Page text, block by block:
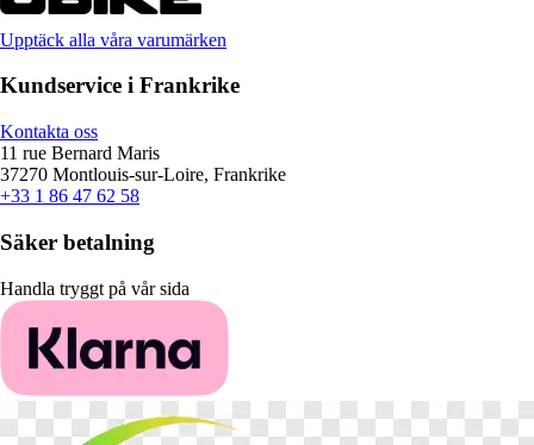
Upptäck alla våra varumärken
Kundservice i Frankrike
Kontakta oss
11 rue Bernard Maris
37270 Montlouis-sur-Loire, Frankrike
+33 1 86 47 62 58
Säker betalning
Handla tryggt på vår sida